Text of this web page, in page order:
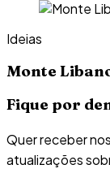
Ideias
Monte
Fique por
Quer receber
atualizações